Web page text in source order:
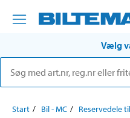
Vælg
Start Bil - MC Reservedele